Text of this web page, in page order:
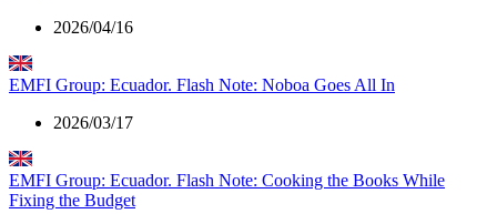
2026/04/16
EMFI Group: Ecuador. Flash Note: Noboa Goes All In
2026/03/17
EMFI Group: Ecuador. Flash Note: Cooking the Books While
Fixing the Budget